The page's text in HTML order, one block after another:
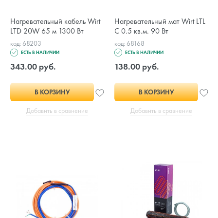
Нагревательный кабель Wirt
LTD 20W 65 м 1300 Вт
код: 68203
ЕСТЬ В НАЛИЧИИ
343.00 руб.
В КОРЗИНУ
Добавить в сравнение
Нагревательный мат Wirt LTL
С 0.5 кв.м. 90 Вт
код: 68168
ЕСТЬ В НАЛИЧИИ
138.00 руб.
В КОРЗИНУ
Добавить в сравнение